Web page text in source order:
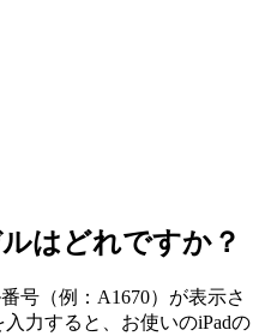
はどれですか？
号（例：A1670）が表示さ
力すると、お使いのiPadの